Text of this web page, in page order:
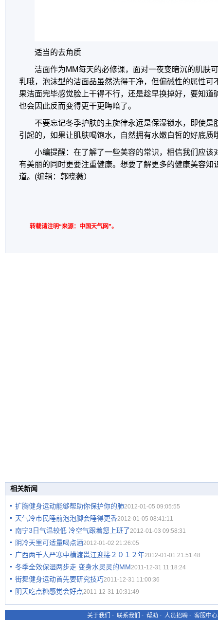
适当的去角质
洁面作为MM每天的必修课，面对一夜变暗沉的肌肤
乳哦，泡沫型的洁面品虽然洗得干净，但偏碱性的属性可
果洁面完毕感觉脸上干得不行，还是趁早换掉好，要知道
也会因此反而变得更干更晦暗了。
不要忘记冬季护肤的主旋律永远是保湿锁水，即使是
引起的，如果让肌肤喝饱水，自然拥有水嫩白皙的好底质
小编提醒：在了解了一些美容的常识，相信我们应该
有美丽的同时更要注重健康。想要了解更多的健康美容知
道。(编辑：郭晓薇）
转载请注明“来源：中国天气网”。
相关新闻
扩胸健身运动能够帮助你保护你的肺2012-01-05 09:05:55
天气冷市民睡前泡泡脚会睡得更香2012-01-05 08:41:11
南宁3日气温较低 冷空气跟着您上班了2012-01-03 09:58:31
阴冷天里可适量喝点酒2012-01-02 21:26:05
广西两千人严寒中横渡邕江迎接２０１２年2012-01-01 21:51:48
冬季全效保湿两步走 变身水灵灵的MM2011-12-31 11:18:24
街舞健身运动首先要研究技巧2011-12-31 11:00:36
阴天吃点糖感觉会好点2011-12-31 10:31:49
关于我们 - 联系我们 - 帮助 - 人员招聘 - 客服中心